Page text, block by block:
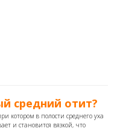
средний отит?
котором в полости среднего уха
и становится вязкой, что